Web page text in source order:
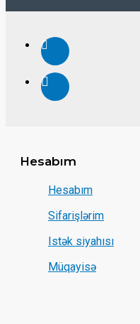
Hesabım
Hesabım
Sifarişlərim
Istək siyahısı
Müqayisə